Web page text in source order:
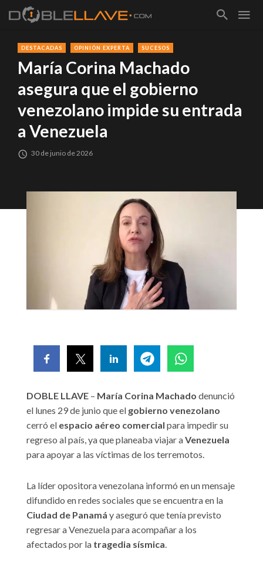
DESTACADAS OPINIÓN EXPERTA SUCESOS
María Corina Machado
asegura que el gobierno
venezolano impide su entrada
a Venezuela
30 de junio de 2026
DOBLE LLAVE – María Corina Machado denunció
el lunes 29 de junio que el gobierno venezolano
cerró el espacio aéreo comercial para impedir su
regreso al país, ya que planeaba viajar aVenezuela
para apoyar a las víctimas de los terremotos.
La líder opositora venezolana informó en un mensaje
difundido en redes sociales que se encuentra en la
Ciudad de Panamá y aseguró que tenía previsto
regresar a Venezuela para acompañar a los
afectados por la tragedia sísmica.